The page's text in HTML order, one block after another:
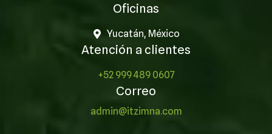
Oficinas
Yucatán, México
Atención a clientes
+52 999 489 0607
Correo
admin@itzimna.com